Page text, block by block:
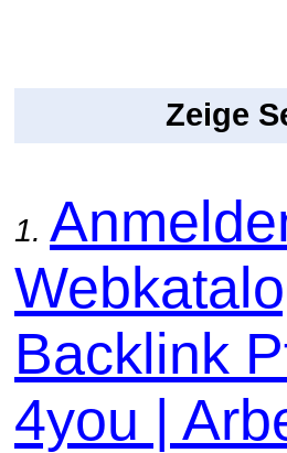
Zeige
1.
Backlink
4you |